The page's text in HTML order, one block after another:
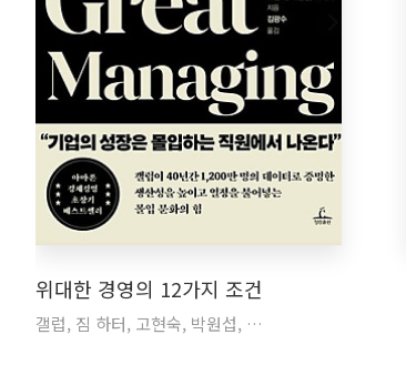
위대한 경영의 12가지 조건
갤럽, 짐 하터, 고현숙, 박원섭, …